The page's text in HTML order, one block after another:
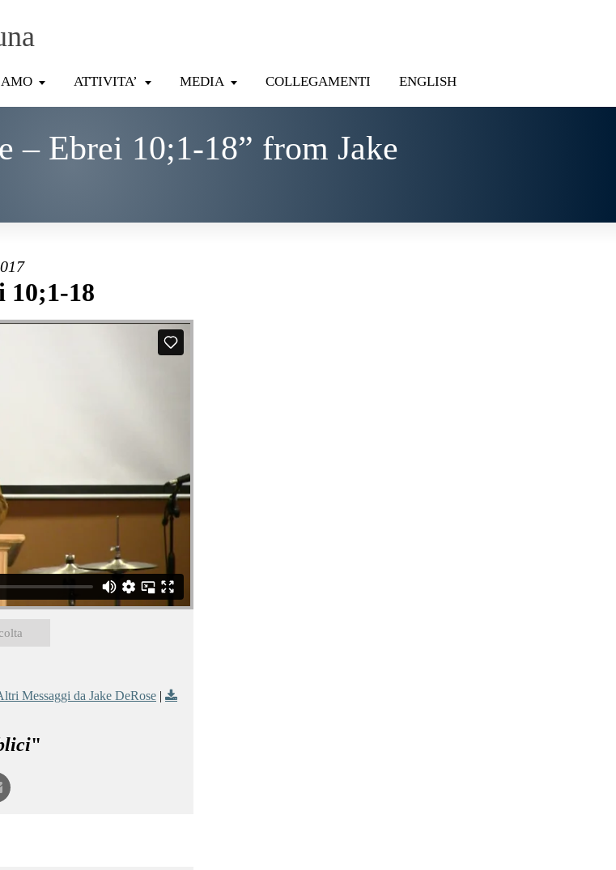
ATTIVITA’ MEDIA COLLEGAMENTI ENGLISH
– Ebrei 10;1-18” from Jake
10;1-18
Messaggi da Jake DeRose |
"